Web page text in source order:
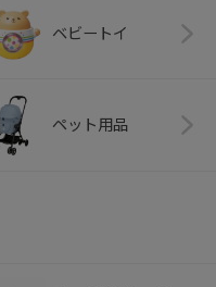
ベビートイ
ペット用品